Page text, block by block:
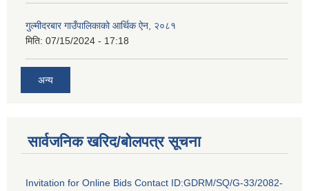
गुल्मीदरबार गाउँपालिकाको आर्थिक ऐन, २०८१
मिति: 07/15/2024 - 17:18
अन्य
सार्वजनिक खरिद/बोलपत्र सूचना
Invitation for Online Bids Contact ID:GDRM/SQ/G-33/2082-